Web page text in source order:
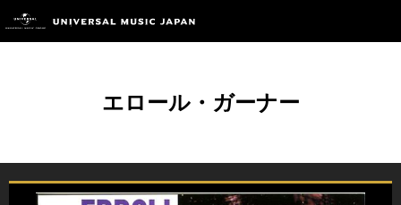
エロール・ガーナー